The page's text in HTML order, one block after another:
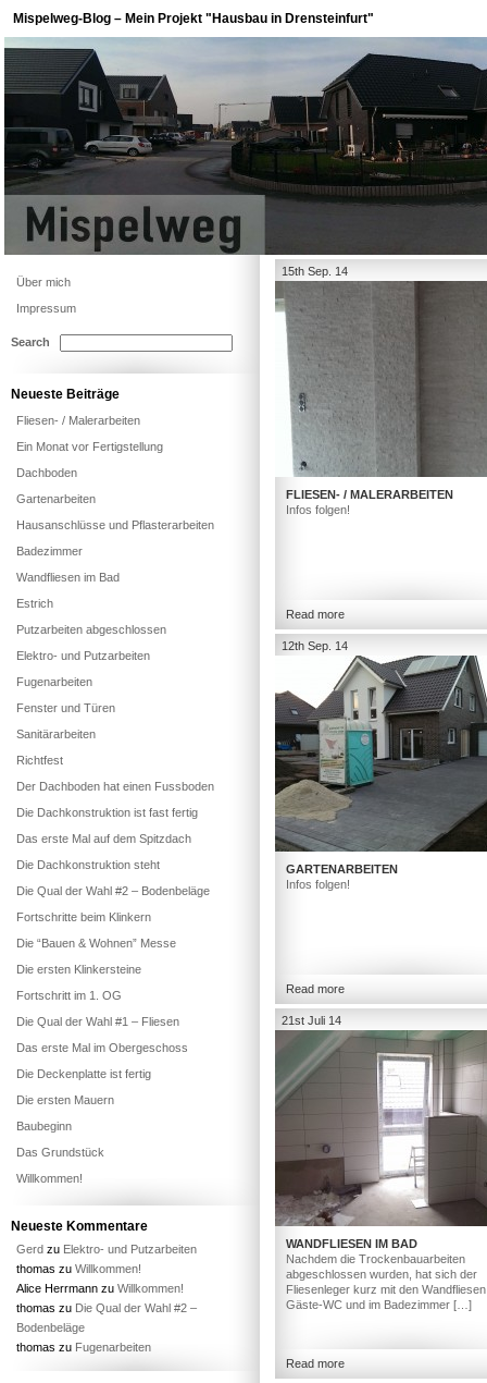
Mispelweg-Blog – Mein Projekt "Hausbau in Drensteinfurt"
15th Sep. 14
FLIESEN- / MALERARBEITEN
Infos folgen!
Read more
12th Sep. 14
GARTENARBEITEN
Infos folgen!
Read more
21st Juli 14
WANDFLIESEN IM BAD
Nachdem die Trockenbauarbeiten
abgeschlossen wurden, hat sich der
Fliesenleger kurz mit den
Gäste-WC und im Badezimmer […]
Read more
Über mich
Impressum
Search
Neueste Beiträge
Fliesen- / Malerarbeiten
Ein Monat vor Fertigstellung
Dachboden
Gartenarbeiten
Hausanschlüsse und Pflasterarbeiten
Badezimmer
Wandfliesen im Bad
Estrich
Putzarbeiten abgeschlossen
Elektro- und Putzarbeiten
Fugenarbeiten
Fenster und Türen
Sanitärarbeiten
Richtfest
Der Dachboden hat einen Fussboden
Die Dachkonstruktion ist fast fertig
Das erste Mal auf dem Spitzdach
Die Dachkonstruktion steht
Die Qual der Wahl #2 – Bodenbeläge
Fortschritte beim Klinkern
Die “Bauen & Wohnen” Messe
Die ersten Klinkersteine
Fortschritt im 1. OG
Die Qual der Wahl #1 – Fliesen
Das erste Mal im Obergeschoss
Die Deckenplatte ist fertig
Die ersten Mauern
Baubeginn
Das Grundstück
Willkommen!
Neueste Kommentare
Gerd zu Elektro- und Putzarbeiten
thomas zu Willkommen!
Alice Herrmann zu Willkommen!
thomas zu Die Qual der Wahl #2 –
Bodenbeläge
thomas zu Fugenarbeiten